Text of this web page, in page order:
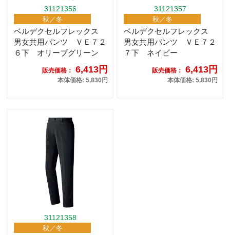
31121356
秋／冬
ベルデクセルフレックス
男女共用パンツ ＶＥ７２
６下 オリーブグリーン
販売価格： 6,413円
本体価格: 5,830円
31121357
秋／冬
ベルデクセルフレックス
男女共用パンツ ＶＥ７２
７下 ネイビー
販売価格： 6,413円
本体価格: 5,830円
31121358
秋／冬